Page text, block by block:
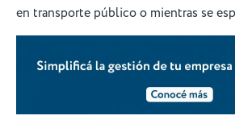
en transporte público o mientras se